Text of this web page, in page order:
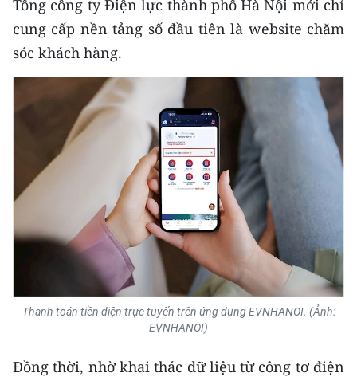
Trung du và miền núi phía Bắc
Đồng bằng sông Hồng
Bắc Trung Bộ
Duyên hải Nam Trung Bộ và Tây
Nguyên
Đông Nam Bộ
Đồng bằng sông Cửu Long
Chuyên trang Hà Nội
Chuyên trang TP. Hồ Chí Minh
CÁC CHUYÊN TRANG
Tổng công ty Điện lực thành phố Hà Nội mới chỉ
cung cấp nền tảng số đầu tiên là website chăm
sóc khách hàng.
Thanh toán tiền điện trực tuyến trên ứng dụng EVNHANOI. (Ảnh:
EVNHANOI)
Đồng thời, nhờ khai thác dữ liệu từ công tơ điện